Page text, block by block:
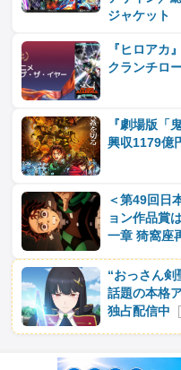
ジャケット
『ヒロアカ
クランチロ
『劇場版「
興収1179億
＜第49回日
ョン作品賞
一章 猗窩座
“おっさん
話題の本格
独占配信中